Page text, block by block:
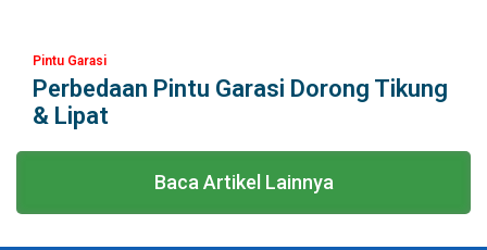
Pintu Garasi
Perbedaan Pintu Garasi Dorong Tikung
& Lipat
Baca Artikel Lainnya